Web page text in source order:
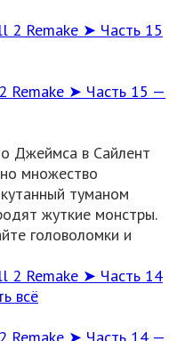
Remake ➤ Часть 15 —
Джеймса в Сайлент
множество
туманом
жуткие монстры.
головоломки и